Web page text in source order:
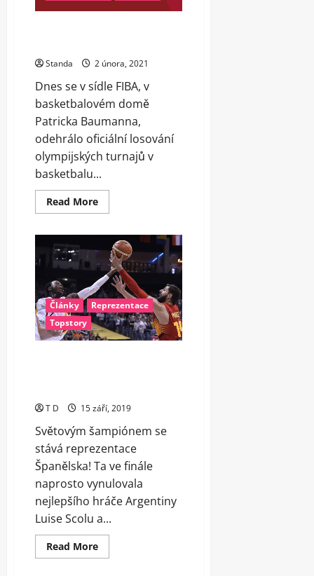
Standa 2 února, 2021
Dnes se v sídle FIBA, v
basketbalovém domě
Patricka Baumanna,
odehrálo oficiální losování
olympijských turnajů v
basketbalu...
Read MoreRead
more
Olympijský
turnaj
v
Tokiu
jsou
rozlosované
Články
Reprezentace
Topstory
T D 15 září, 2019
Světovým šampiónem se
stává reprezentace
Španělska! Ta ve finále
naprosto vynulovala
nejlepšího hráče Argentiny
Luise Scolu a...
Read MoreRead
more